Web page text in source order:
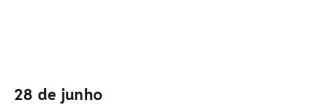
28 de junho